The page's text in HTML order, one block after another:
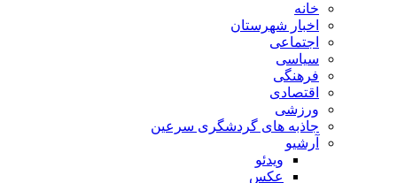
خانه
اخبار شهرستان
اجتماعی
سیاسی
فرهنگی
اقتصادی
ورزشی
جاذبه های گردشگری سرعین
آرشیو
ویدئو
عکس